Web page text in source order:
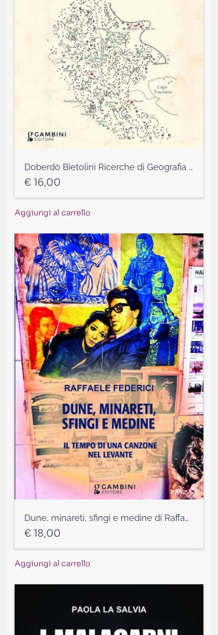
Doberdò Bietolini Ricerche di Geografia umana in Val di Chiana (1939) a cura di Alessandro Ferri, Isabella Bietolini e Aurelio Ciccarelli
€ 16,00
Aggiungi al carrello
Dune, minareti, sfingi e medine di Raffaele Federici
€ 18,00
Aggiungi al carrello